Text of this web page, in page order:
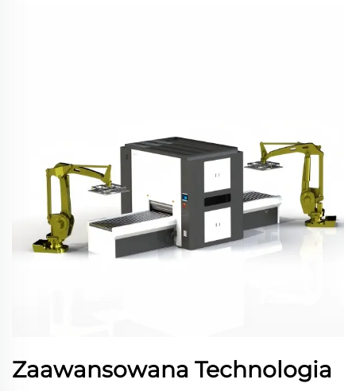
Zaawansowana Technologia